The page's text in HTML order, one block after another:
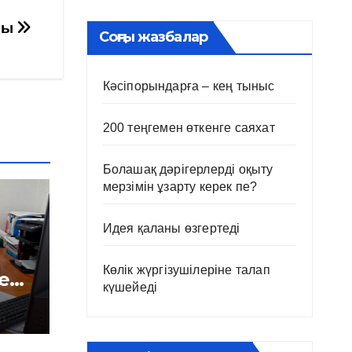
Соңғы жазбалар
Кәсіпорындарға – кең тыныс
200 теңгемен өткенге саяхат
Болашақ дәрігерлерді оқыту
мерзімін ұзарту керек пе?
Идея қаланы өзгертеді
Көлік жүргізушілеріне талап
күшейеді